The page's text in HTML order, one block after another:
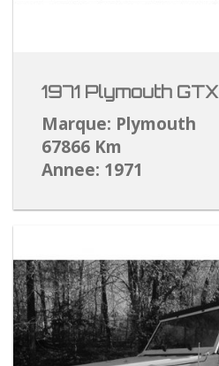
1971 Plymouth GTX
Marque: Plymouth
67866 Km
Annee: 1971